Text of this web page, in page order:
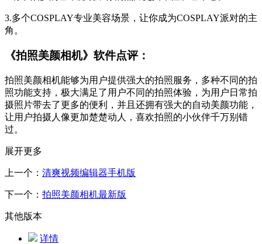
3.多个COSPLAY专业美容场景，让你成为COSPLAY派对的主
角。
《拍照美颜相机》软件点评：
拍照美颜相机能够为用户提供强大的拍照服务，多种不同的拍
照功能支持，极大满足了用户不同的拍照体验，为用户日常拍
摄照片带去了更多的便利，并且还拥有强大的自动美颜功能，
让用户拍摄人像更加楚楚动人，喜欢拍照的小伙伴千万别错
过。
展开更多
上一个： 清爽视频编辑器手机版
下一个： 拍照美颜相机最新版
其他版本
详情